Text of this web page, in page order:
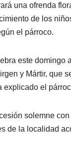
una ofrenda
de los
el párroco.
este domingo
y Mártir, que
explicado el
solemne
de la localidad